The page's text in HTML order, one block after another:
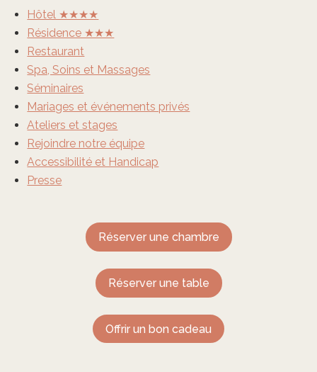
Hôtel ★★★★
Résidence ★★★
Restaurant
Spa, Soins et Massages
Séminaires
Mariages et événements privés
Ateliers et stages
Rejoindre notre équipe
Accessibilité et Handicap
Presse
Réserver une chambre
Réserver une table
Offrir un bon cadeau